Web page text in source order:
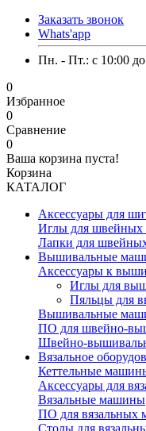
Заказать звонок
Whats'app
Пн. - Пт.: c 10:00
0
Избранное
0
Сравнение
0
Ваша корзина пуста!
Корзина
КАТАЛОГ
Аксессуары для
Иглы для
Лапки для
Вышивальные
Аксессуары к
Иглы для
Пяльцы для
Вышивальные
ПО для швейно-
Швейно-
Вязальное
Кеттельные
Аксессуары для
Вязальные машины
ПО для вязальных
Столы для